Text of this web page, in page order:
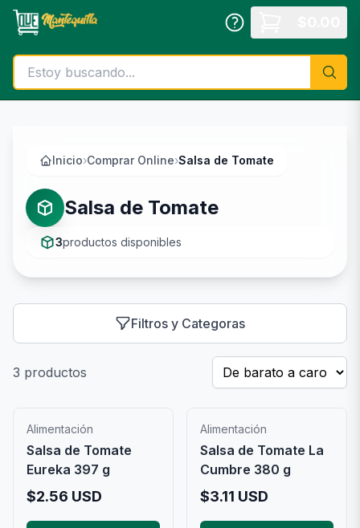
Saltar al contenido principal
Inicio›Comprar Online›Salsa de Tomate
Salsa de Tomate
3productos disponibles
Filtros y Categoras
3 productos
Alimentación
Salsa de Tomate
Eureka 397 g
$2.56 USD
Alimentación
Salsa de Tomate La
Cumbre 380 g
$3.11 USD